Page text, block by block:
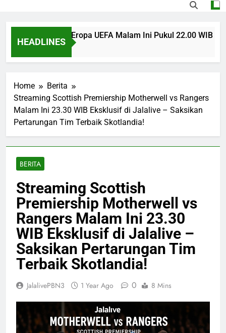
HEADLINES
U Craiova Liga Eropa UEFA Malam Ini Pukul 22.00 WIB
Home
Berita
Streaming Scottish Premiership Motherwell vs Rangers
Malam Ini 23.30 WIB Eksklusif di Jalalive – Saksikan
Pertarungan Tim Terbaik Skotlandia!
BERITA
Streaming Scottish
Premiership Motherwell vs
Rangers Malam Ini 23.30
WIB Eksklusif di Jalalive –
Saksikan Pertarungan Tim
Terbaik Skotlandia!
JalalivePBN3 1 Year Ago 0 8 Mins